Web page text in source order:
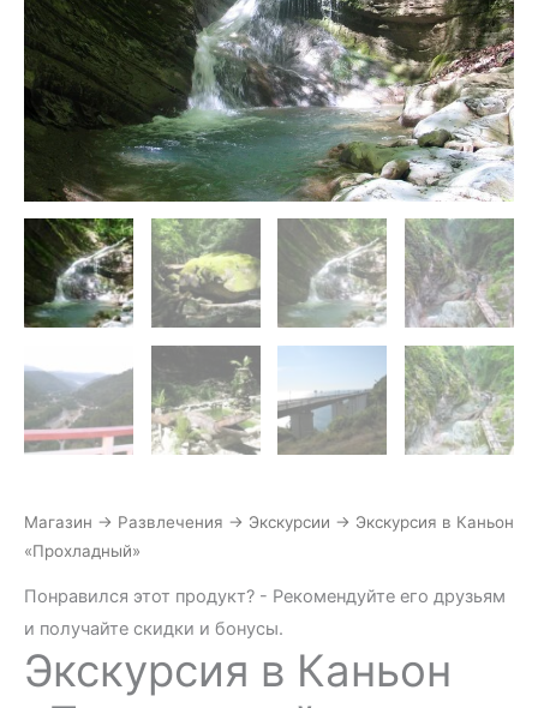
Магазин → Развлечения → Экскурсии → Экскурсия в Каньон
«Прохладный»
Понравился этот продукт? - Рекомендуйте его друзьям
и получайте скидки и бонусы.
Экскурсия в Каньон